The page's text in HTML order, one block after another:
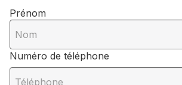
Prénom
Numéro de téléphone